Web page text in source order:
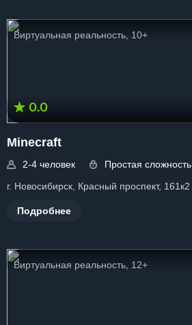
Виртуальная реальность, 10+
0.0
Minecraft
2-4 человек
Простая сложность
г. Новосибирск, Красный проспект, 161к2
Подробнее
Виртуальная реальность, 12+